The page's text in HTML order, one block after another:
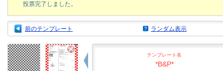
投票完了しました。
前のテンプレート ランダム表示
テンプレート名
*B&P*